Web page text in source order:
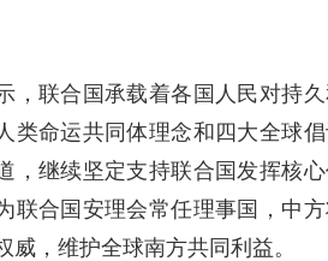
，联合国承载着各国人民对持
类命运共同体理念和四大全球
，继续坚定支持联合国发挥核
联合国安理会常任理事国，中
威，维护全球南方共同利益。